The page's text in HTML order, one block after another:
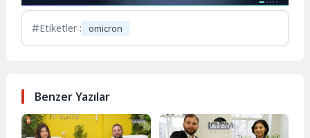
Etiketler : omicron
Benzer Yazılar